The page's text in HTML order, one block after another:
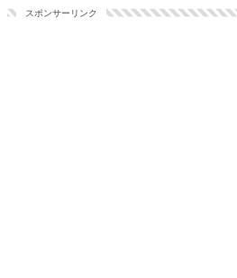
スポンサーリンク